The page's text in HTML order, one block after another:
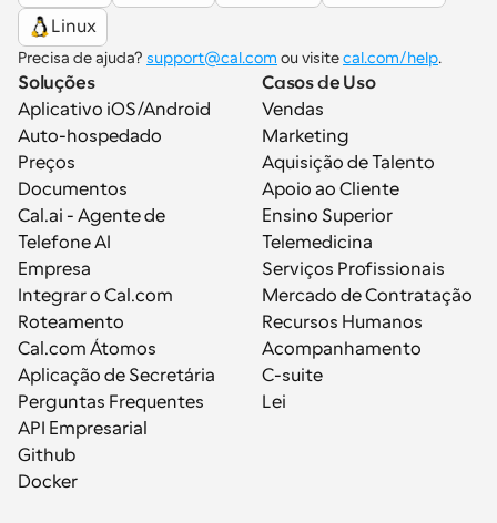
Linux
Precisa de ajuda? support@cal.com ou visite cal.com/help.
Soluções
Aplicativo iOS/Android
Auto-hospedado
Preços
Documentos
Cal.ai - Agente de
Telefone AI
Empresa
Integrar o Cal.com
Roteamento
Cal.com Átomos
Aplicação de Secretária
Perguntas Frequentes
API Empresarial
Github
Docker
Casos de Uso
Vendas
Marketing
Aquisição de Talento
Apoio ao Cliente
Ensino Superior
Telemedicina
Serviços Profissionais
Mercado de Contratação
Recursos Humanos
Acompanhamento
C-suite
Lei